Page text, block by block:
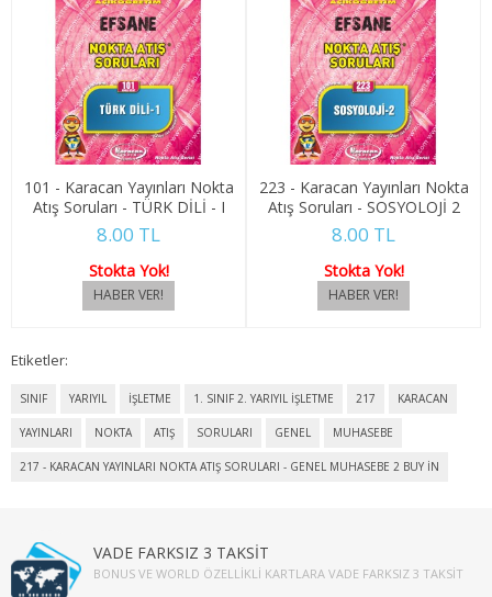
3. SINIF 6. YARIYIL KONAKLAMA İŞL
4. SINIF 7. YARIYIL KONAKLAMA İŞL
4. SINIF 8. YARIYIL KONAKLAMA İŞL
TÜRK DİLİ VE EDEBİYATI
1. SINIF 1. YARIYIL TÜRK DİLİ
1. SINIF 2. YARIYIL TÜRK DİLİ
3. SINIF 5. YARIYIL TÜRK DİLİ
3. SINIF 6. YARIYIL TÜRK DİLİ
4. SINIF 8. YARIYIL TÜRK DİLİ
101 - Karacan Yayınları Nokta
Atış Soruları - TÜRK DİLİ - I
8.00 TL
Stokta Yok!
223 - Karacan Yayınları Nokta
Atış Soruları - SOSYOLOJİ 2
8.00 TL
Stokta Yok!
Etiketler:
SINIF YARIYIL İŞLETME 1. SINIF 2. YARIYIL İŞLETME 217 KARACAN
YAYINLARI NOKTA ATIŞ SORULARI GENEL MUHASEBE
217 - KARACAN YAYINLARI NOKTA ATIŞ SORULARI - GENEL MUHASEBE 2 BUY IN
VADE FARKSIZ 3 TAKSİT
BONUS VE WORLD ÖZELLIKLI KARTLARA VADE FARKSIZ 3 TAKSIT